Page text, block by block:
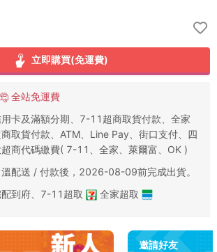
立即購買(免運費)
全站免運費
卡及滿額分期、7-11超商取貨付款、全家
商取貨付款、ATM、Line Pay、街口支付、四
超商代碼繳費( 7-11、全家、萊爾富、OK )
配送 / 付款後，2026-08-09前完成出貨。
到府 7-11超取 全家超取
邀請好友